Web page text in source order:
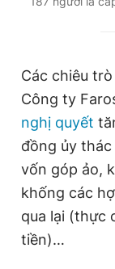
e
n
t
T
i
m
t
i
o
n
Các chiêu
Công ty
nghị quyết
đồng ủy
vốn góp ảo,
khống các
qua lại (thực
tiền)…